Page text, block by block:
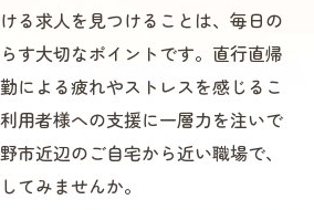
る求人を見つけることは、毎日の
す大切なポイントです。直行直帰
による疲れやストレスを感じるこ
用者様への支援に一層力を注いで
市近辺のご自宅から近い職場で、
てみませんか。